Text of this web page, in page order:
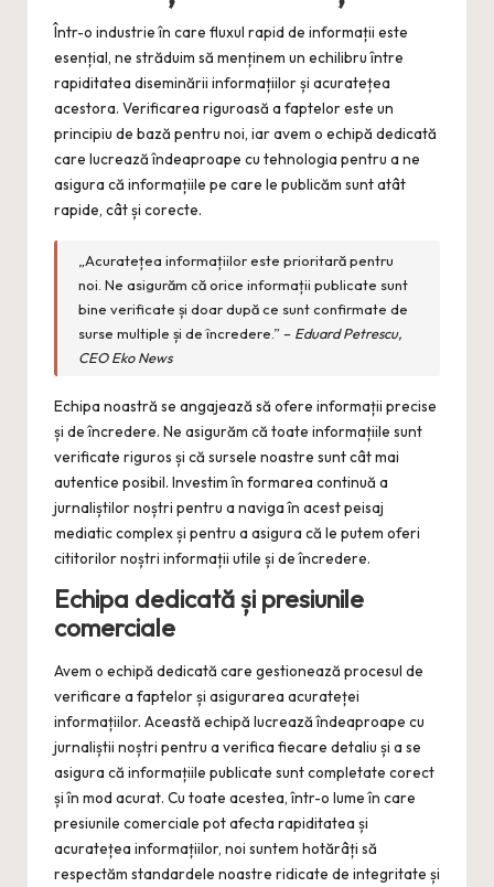
Într-o industrie în care fluxul rapid de informații este
esențial, ne străduim să menținem un echilibru între
rapiditatea diseminării informațiilor și acuratețea
acestora. Verificarea riguroasă a faptelor este un
principiu de bază pentru noi, iar avem o echipă dedicată
care lucrează îndeaproape cu tehnologia pentru a ne
asigura că informațiile pe care le publicăm sunt atât
rapide, cât și corecte.
„Acuratețea informațiilor este prioritară pentru
noi. Ne asigurăm că orice informații publicate sunt
bine verificate și doar după ce sunt confirmate de
surse multiple și de încredere.” – Eduard Petrescu,
CEO Eko News
Echipa noastră se angajează să ofere informații precise
și de încredere. Ne asigurăm că toate informațiile sunt
verificate riguros și că sursele noastre sunt cât mai
autentice posibil. Investim în formarea continuă a
jurnaliștilor noștri pentru a naviga în acest peisaj
mediatic complex și pentru a asigura că le putem oferi
cititorilor noștri informații utile și de încredere.
Echipa dedicată și presiunile
comerciale
Avem o echipă dedicată care gestionează procesul de
verificare a faptelor și asigurarea acurateței
informațiilor. Această echipă lucrează îndeaproape cu
jurnaliștii noștri pentru a verifica fiecare detaliu și a se
asigura că informațiile publicate sunt completate corect
și în mod acurat. Cu toate acestea, într-o lume în care
presiunile comerciale pot afecta rapiditatea și
acuratețea informațiilor, noi suntem hotărâți să
respectăm standardele noastre ridicate de integritate și